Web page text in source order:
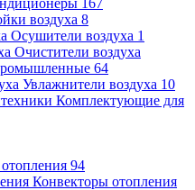
167
воздуха 8
Осушители воздуха 1
Очистители воздуха
64
Увлажнители воздуха 10
Комплектующие для
94
Конвекторы отопления